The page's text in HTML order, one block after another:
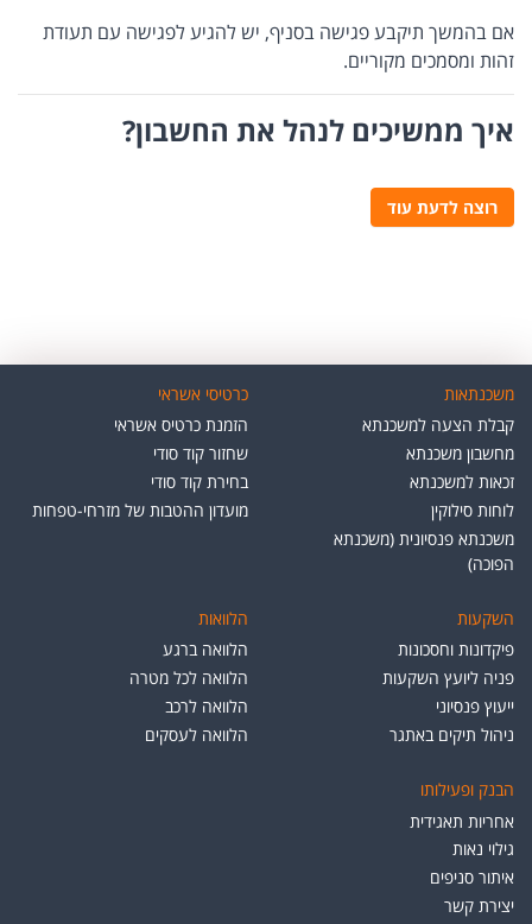
אם בהמשך תיקבע פגישה בסניף, יש להגיע לפגישה עם תעודת
זהות ומסמכים מקוריים.
איך ממשיכים לנהל את החשבון?
רוצה לדעת עוד
משכנתאות
קבלת הצעה למשכנתא
מחשבון משכנתא
זכאות למשכנתא
לוחות סילוקין
משכנתא פנסיונית (משכנתא
הפוכה)
כרטיסי אשראי
הזמנת כרטיס אשראי
שחזור קוד סודי
בחירת קוד סודי
מועדון ההטבות של מזרחי-טפחות
השקעות
פיקדונות וחסכונות
פניה ליועץ השקעות
ייעוץ פנסיוני
ניהול תיקים באתגר
הלוואות
הלוואה ברגע
הלוואה לכל מטרה
הלוואה לרכב
הלוואה לעסקים
הבנק ופעילותו
אחריות תאגידית
גילוי נאות
איתור סניפים
יצירת קשר